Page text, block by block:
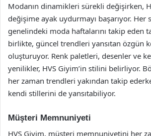
Modanın dinamikleri sürekli değişirken,
değişime ayak uydurmayı başarıyor. Her
genelindeki moda haftalarını takip eden
birlikte, güncel trendleri yansıtan özgün
oluşturuyor. Renk paletleri, desenler ve
yenilikler, HVS Giyim’in stilini belirliyor.
her zaman trendleri yakından takip
kendi stillerini de yansıtabiliyor.
Müşteri Memnuniyeti
HVS Giyim, müşteri memnuniyetini her